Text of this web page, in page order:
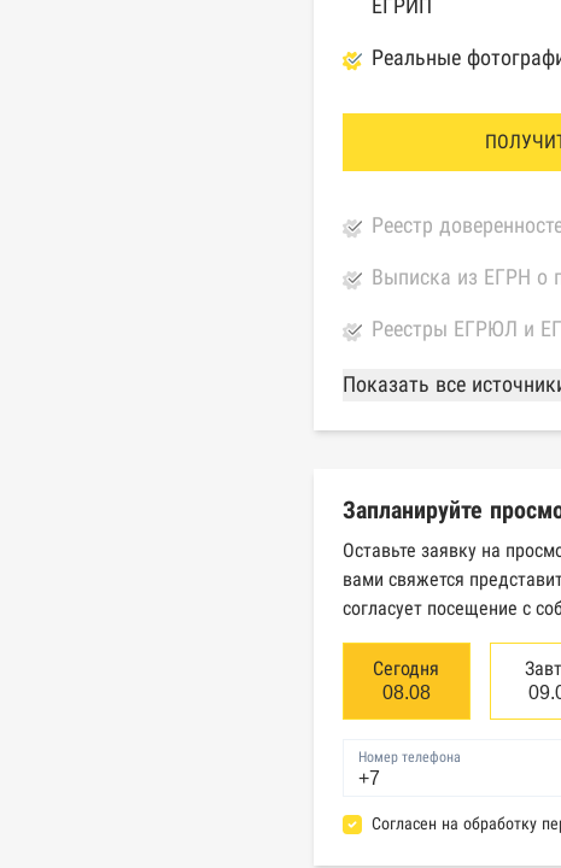
ЕГРИП
Реальные
Реестр
Выписка из ЕГРН о
Реестры ЕГРЮЛ и
России
Единый
сведений о
База
производства
службы судебных
Росздравнадзор,
Роскомнадзор,
Показать все
Запланируйте
Оставьте заявку на
вами свяжется
согласует посещение с
Сегодня
08.08
Номер телефона
Согласен на обработку